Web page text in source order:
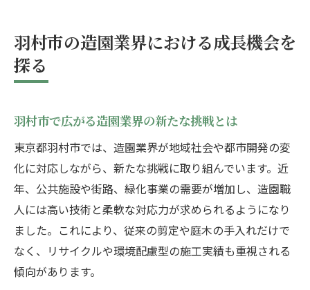
羽村市の造園業界における成長機会を
探る
羽村市で広がる造園業界の新たな挑戦とは
東京都羽村市では、造園業界が地域社会や都市開発の変
化に対応しながら、新たな挑戦に取り組んでいます。近
年、公共施設や街路、緑化事業の需要が増加し、造園職
人には高い技術と柔軟な対応力が求められるようになり
ました。これにより、従来の剪定や庭木の手入れだけで
なく、リサイクルや環境配慮型の施工実績も重視される
傾向があります。